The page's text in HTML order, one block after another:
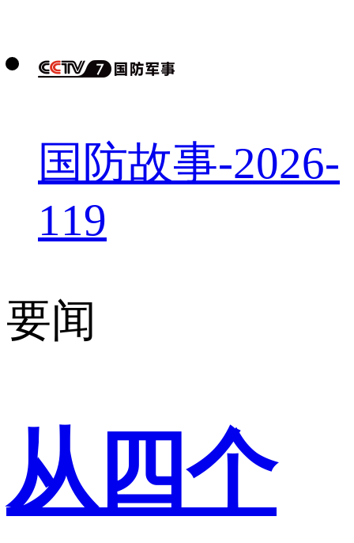
国防故事-2026-
119
要闻
从四个